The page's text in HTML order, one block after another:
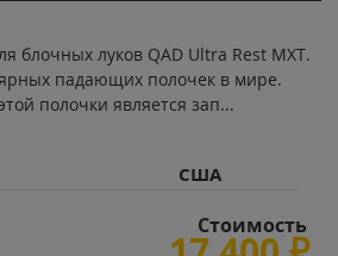
блочных луков QAD Ultra Rest MXT.
падающих полочек в мире.
полочки является зап...
США
Стоимость